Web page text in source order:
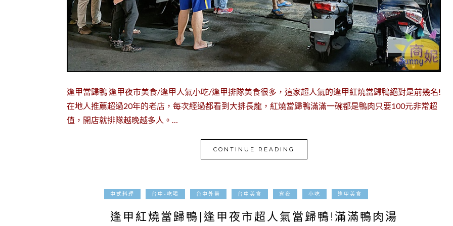
逢甲當歸鴨 逢甲夜市美食/逢甲人氣小吃/逢甲排隊美食很多，這家超人氣的逢甲紅燒當歸鴨絕對是前幾名!
在地人推薦超過20年的老店，每次經過都看到大排長龍，紅燒當歸鴨滿滿一碗都是鴨肉只要100元非常超
值，開店就排隊越晚越多人。…
CONTINUE READING
中式料理 台中-吃喝 台中外帶 台中美食 宵夜 小吃 逢甲美食
逢甲紅燒當歸鴨|逢甲夜市超人氣當歸鴨!滿滿鴨肉湯